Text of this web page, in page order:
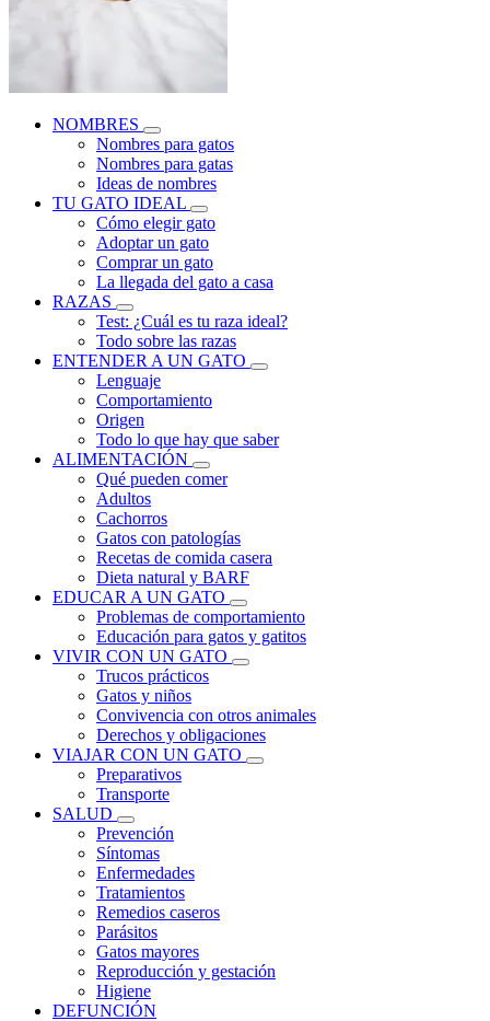
NOMBRES
Nombres para gatos
Nombres para gatas
Ideas de nombres
TU GATO IDEAL
Cómo elegir gato
Adoptar un gato
Comprar un gato
La llegada del gato a casa
RAZAS
Test: ¿Cuál es tu raza ideal?
Todo sobre las razas
ENTENDER A UN GATO
Lenguaje
Comportamiento
Origen
Todo lo que hay que saber
ALIMENTACIÓN
Qué pueden comer
Adultos
Cachorros
Gatos con patologías
Recetas de comida casera
Dieta natural y BARF
EDUCAR A UN GATO
Problemas de comportamiento
Educación para gatos y gatitos
VIVIR CON UN GATO
Trucos prácticos
Gatos y niños
Convivencia con otros animales
Derechos y obligaciones
VIAJAR CON UN GATO
Preparativos
Transporte
SALUD
Prevención
Síntomas
Enfermedades
Tratamientos
Remedios caseros
Parásitos
Gatos mayores
Reproducción y gestación
Higiene
DEFUNCIÓN